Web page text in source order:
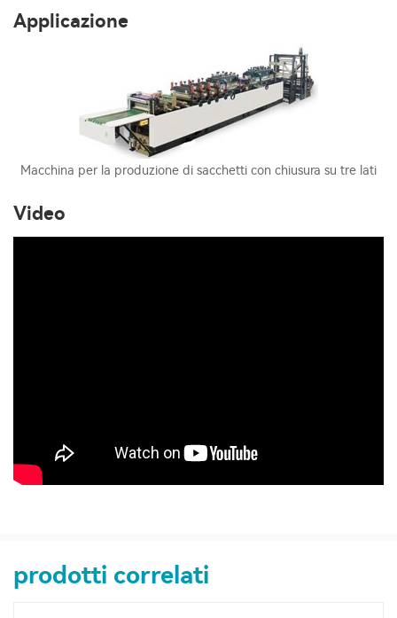
Applicazione
Macchina per la produzione di sacchetti con chiusura su tre lati
Video
prodotti correlati